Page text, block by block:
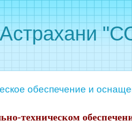
обеспечение и
техническом